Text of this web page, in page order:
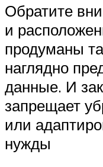
Обратите
и
продуманы
наглядно
данные. И
запрещает
или
нужды